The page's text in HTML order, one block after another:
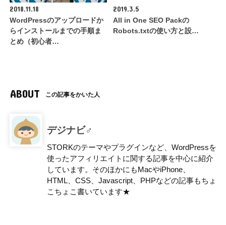
2018.11.18
WordPressのアップロードか
らインストールまでの手順ま
とめ（初心者…
2019.3.5
All in One SEO Packの
Robots.txtの使い方と設…
ABOUT この記事をかいた人
デジナビ♂
STORKのテーマやプラグインなど、WordPressを
使ったアフィリエイトに関する記事を中心に紹介
しています。そのほかにもMacやiPhone、
HTML、CSS、Javascript、PHPなどの記事もちょ
こちょこ書いています★